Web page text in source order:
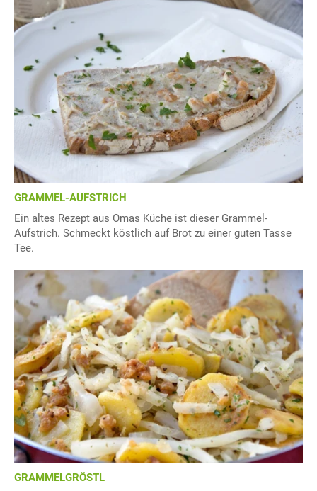
GRAMMEL-AUFSTRICH
Ein altes Rezept aus Omas Küche ist dieser Grammel-
Aufstrich. Schmeckt köstlich auf Brot zu einer guten Tasse
Tee.
GRAMMELGRÖSTL